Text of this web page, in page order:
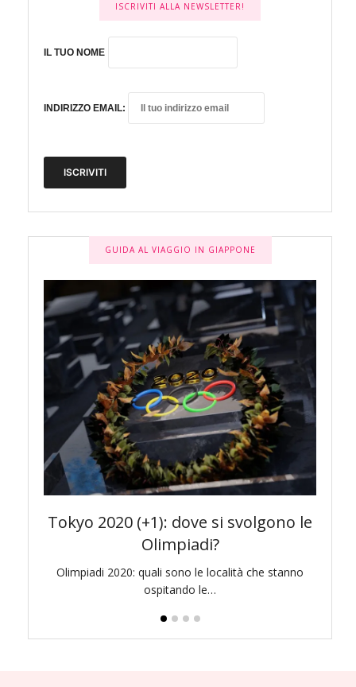
ISCRIVITI ALLA NEWSLETTER!
IL TUO NOME
INDIRIZZO EMAIL:
GUIDA AL VIAGGIO IN GIAPPONE
Tokyo 2020 (+1): dove si svolgono le
Olimpiadi?
Olimpiadi 2020: quali sono le località che stanno
ospitando le…